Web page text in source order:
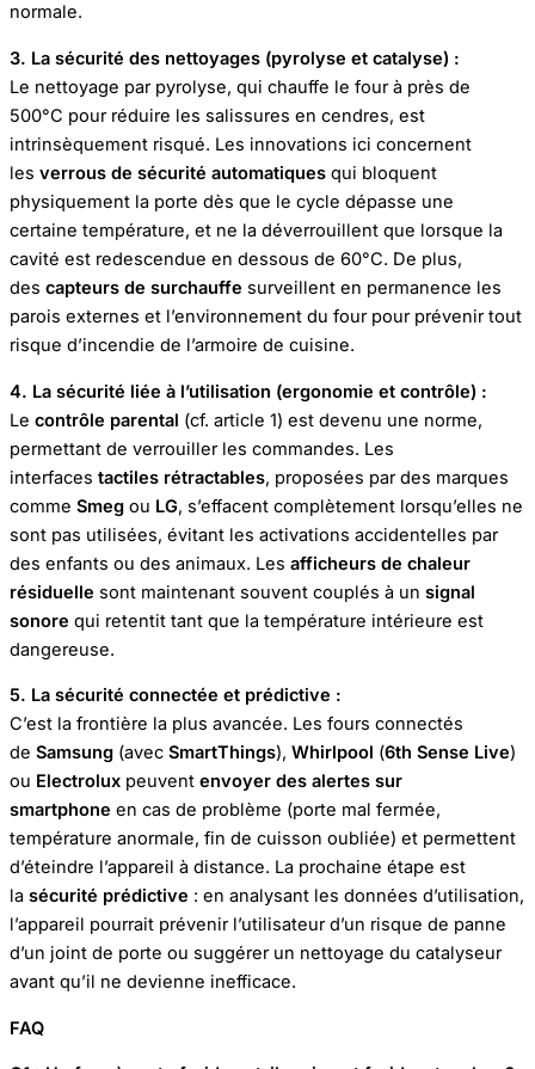
normale.
3. La sécurité des nettoyages (pyrolyse et catalyse) :
Le nettoyage par pyrolyse, qui chauffe le four à près de
500°C pour réduire les salissures en cendres, est
intrinsèquement risqué. Les innovations ici concernent
les verrous de sécurité automatiques qui bloquent
physiquement la porte dès que le cycle dépasse une
certaine température, et ne la déverrouillent que lorsque la
cavité est redescendue en dessous de 60°C. De plus,
des capteurs de surchauffe surveillent en permanence les
parois externes et l’environnement du four pour prévenir tout
risque d’incendie de l’armoire de cuisine.
4. La sécurité liée à l’utilisation (ergonomie et contrôle) :
Le contrôle parental (cf. article 1) est devenu une norme,
permettant de verrouiller les commandes. Les
interfaces tactiles rétractables, proposées par des marques
comme Smeg ou LG, s’effacent complètement lorsqu’elles ne
sont pas utilisées, évitant les activations accidentelles par
des enfants ou des animaux. Les afficheurs de chaleur
résiduelle sont maintenant souvent couplés à un signal
sonore qui retentit tant que la température intérieure est
dangereuse.
5. La sécurité connectée et prédictive :
C’est la frontière la plus avancée. Les fours connectés
de Samsung (avec SmartThings), Whirlpool (6th Sense Live)
ou Electrolux peuvent envoyer des alertes sur
smartphone en cas de problème (porte mal fermée,
température anormale, fin de cuisson oubliée) et permettent
d’éteindre l’appareil à distance. La prochaine étape est
la sécurité prédictive : en analysant les données d’utilisation,
l’appareil pourrait prévenir l’utilisateur d’un risque de panne
d’un joint de porte ou suggérer un nettoyage du catalyseur
avant qu’il ne devienne inefficace.
FAQ